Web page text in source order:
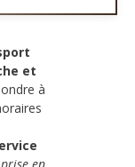
et
à